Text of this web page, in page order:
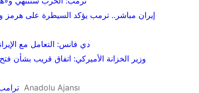
إيران مباشر.. ترمب يؤكد السيطرة على
دي فانس: التعامل مع
وزير الخزانة الأميركي: اتفاق قريب بشأن
Anadolu Ajansı